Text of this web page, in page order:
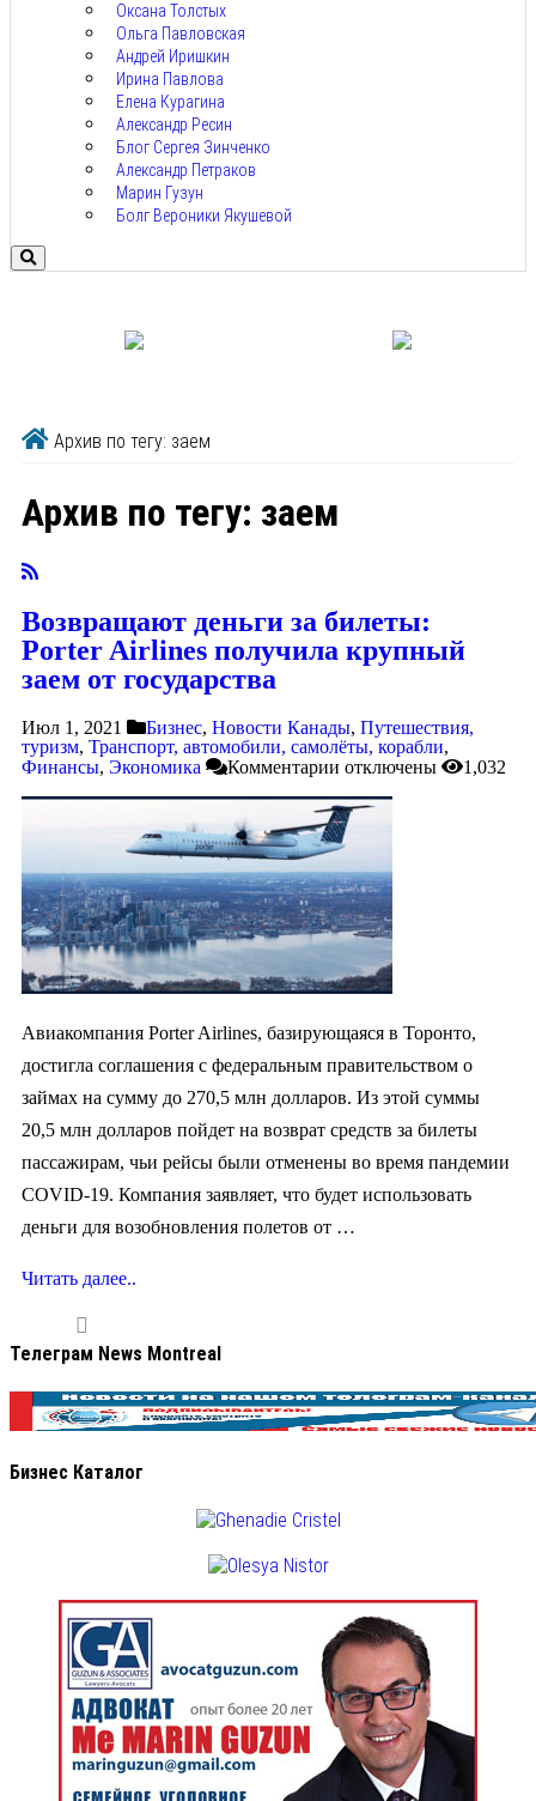
Оксана Толстых
Ольга Павловская
Андрей Иришкин
Ирина Павлова
Елена Курагина
Александр Ресин
Блог Сергея Зинченко
Александр Петраков
Марин Гузун
Болг Вероники Якушевой
Архив по тегу: заем
Архив по тегу: заем
Возвращают деньги за билеты:
Porter Airlines получила крупный
заем от государства
Июл 1, 2021 Бизнес, Новости Канады, Путешествия,
туризм, Транспорт, автомобили, самолёты, корабли,
Финансы, Экономика Комментарии отключены 1,032
Авиакомпания Porter Airlines, базирующаяся в Торонто,
достигла соглашения с федеральным правительством о
займах на сумму до 270,5 млн долларов. Из этой суммы
20,5 млн долларов пойдет на возврат средств за билеты
пассажирам, чьи рейсы были отменены во время пандемии
COVID-19. Компания заявляет, что будет использовать
деньги для возобновления полетов от …
Читать далее..
Телеграм News Montreal
Бизнес Каталог